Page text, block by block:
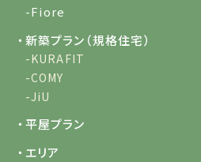
-Fiore
・新築プラン（規格住宅）
-KURAFIT
-COMY
-JiU
・平屋プラン
・エリア